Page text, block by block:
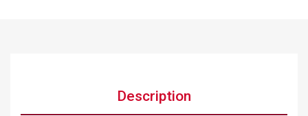
Description